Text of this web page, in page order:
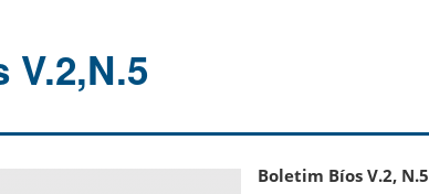
Boletim Bíos V.2, N.5